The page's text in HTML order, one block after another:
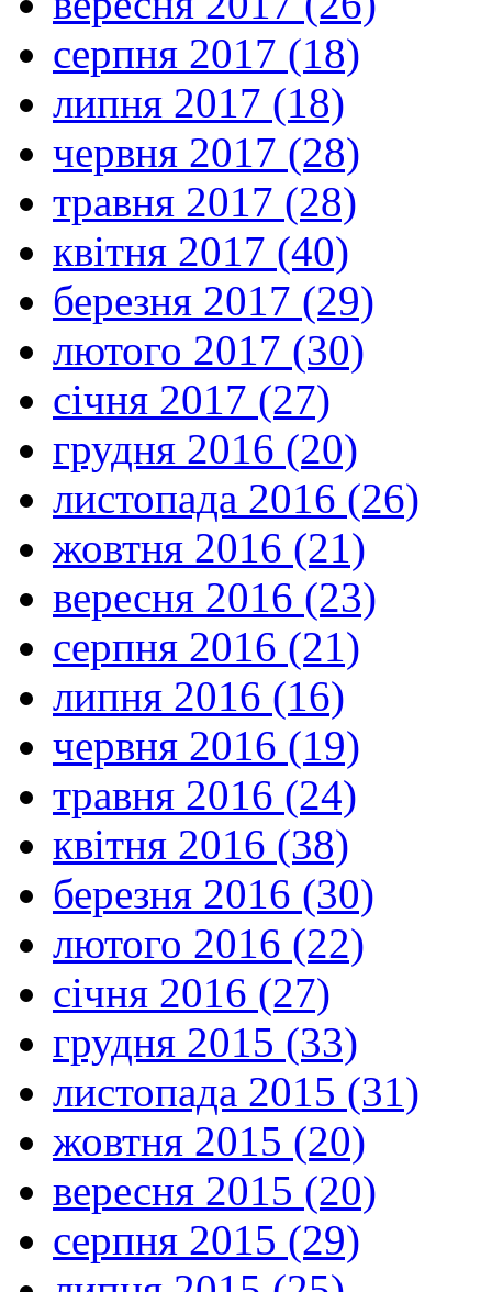
серпня 2017 (18)
липня 2017 (18)
червня 2017 (28)
травня 2017 (28)
квітня 2017 (40)
березня 2017 (29)
лютого 2017 (30)
січня 2017 (27)
грудня 2016 (20)
листопада 2016 (26)
жовтня 2016 (21)
вересня 2016 (23)
серпня 2016 (21)
липня 2016 (16)
червня 2016 (19)
травня 2016 (24)
квітня 2016 (38)
березня 2016 (30)
лютого 2016 (22)
січня 2016 (27)
грудня 2015 (33)
листопада 2015 (31)
жовтня 2015 (20)
вересня 2015 (20)
серпня 2015 (29)